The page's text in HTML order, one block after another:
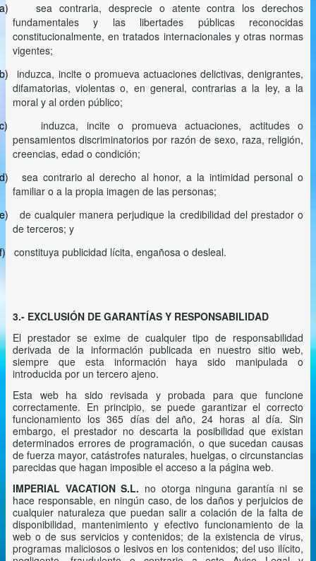
sea contraria, desprecie o atente contra los derechos
fundamentales y las libertades públicas reconocidas
constitucionalmente, en tratados internacionales y otras normas
vigentes;
induzca, incite o promueva actuaciones delictivas, denigrantes,
difamatorias, violentas o, en general, contrarias a la ley, a la
moral y al orden público;
induzca, incite o promueva actuaciones, actitudes o
pensamientos discriminatorios por razón de sexo, raza, religión,
creencias, edad o condición;
sea contrario al derecho al honor, a la intimidad personal o
familiar o a la propia imagen de las personas;
de cualquier manera perjudique la credibilidad del prestador o
de terceros; y
constituya publicidad lícita, engañosa o desleal.
3.- EXCLUSIÓN DE GARANTÍAS Y RESPONSABILIDAD
El prestador se exime de cualquier tipo de responsabilidad
derivada de la información publicada en nuestro sitio web,
siempre que esta información haya sido manipulada o
introducida por un tercero ajeno.
Esta web ha sido revisada y probada para que funcione
correctamente. En principio, se puede garantizar el correcto
funcionamiento los 365 días del año, 24 horas al día. Sin
embargo, el prestador no descarta la posibilidad que existan
determinados errores de programación, o que sucedan causas
de fuerza mayor, catástrofes naturales, huelgas, o circunstancias
parecidas que hagan imposible el acceso a la página web.
IMPERIAL VACATION S.L. no otorga ninguna garantía ni se
hace responsable, en ningún caso, de los daños y perjuicios de
cualquier naturaleza que puedan salir a colación de la falta de
disponibilidad, mantenimiento y efectivo funcionamiento de la
web o de sus servicios y contenidos; de la existencia de virus,
programas maliciosos o lesivos en los contenidos; del uso ilícito,